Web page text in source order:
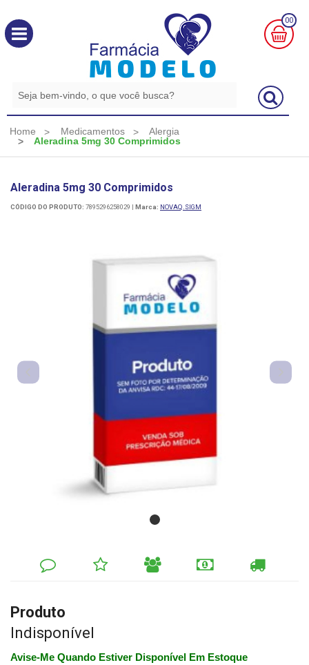
00
0,00
Home Medicamentos
Alergia
Aleradina 5mg 30 Comprimidos
Aleradina 5mg 30 Comprimidos
CÓDIGO DO PRODUTO: 7895296258029 | Marca: NOVAQ.SIGM
DEIXE
COMENTÁRIO
MINHA
LISTA
INDIQUE
FORMAS
CALCULAR
FRETE
Produto
Indisponível
Avise-Me Quando Estiver Disponível Em Estoque